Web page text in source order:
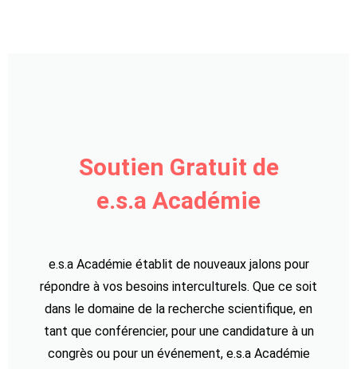
Soutien Gratuit de
e.s.a Académie
e.s.a Académie établit de nouveaux jalons pour
répondre à vos besoins interculturels. Que ce soit
dans le domaine de la recherche scientifique, en
tant que conférencier, pour une candidature à un
congrès ou pour un événement, e.s.a Académie